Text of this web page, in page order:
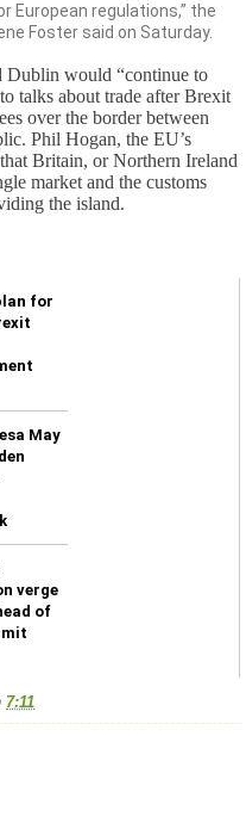
European regulations,” the
Foster said on Saturday.
Dublin would “continue to
talks about trade after Brexit
over the border between
Phil Hogan, the EU’s
Britain, or Northern Ireland
market and the customs
the island.
for
May
verge
of
7:11